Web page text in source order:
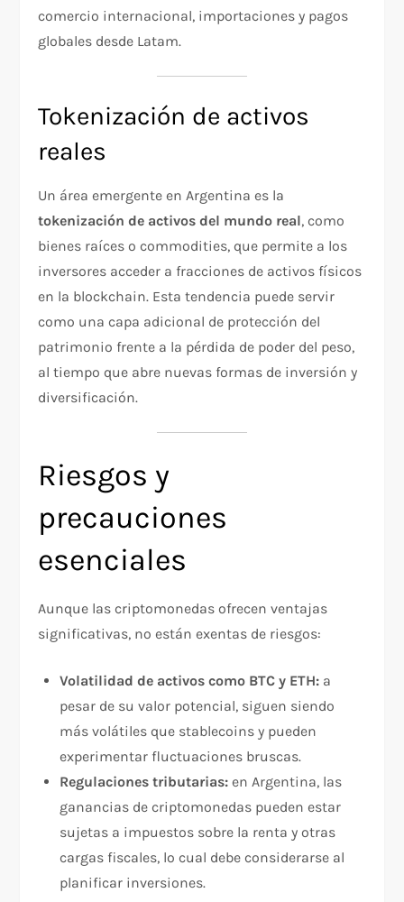
comercio internacional, importaciones y pagos
globales desde Latam.
Tokenización de activos
reales
Un área emergente en Argentina es la
tokenización de activos del mundo real, como
bienes raíces o commodities, que permite a los
inversores acceder a fracciones de activos físicos
en la blockchain. Esta tendencia puede servir
como una capa adicional de protección del
patrimonio frente a la pérdida de poder del peso,
al tiempo que abre nuevas formas de inversión y
diversificación.
Riesgos y
precauciones
esenciales
Aunque las criptomonedas ofrecen ventajas
significativas, no están exentas de riesgos:
Volatilidad de activos como BTC y ETH: a
pesar de su valor potencial, siguen siendo
más volátiles que stablecoins y pueden
experimentar fluctuaciones bruscas.
Regulaciones tributarias: en Argentina, las
ganancias de criptomonedas pueden estar
sujetas a impuestos sobre la renta y otras
cargas fiscales, lo cual debe considerarse al
planificar inversiones.